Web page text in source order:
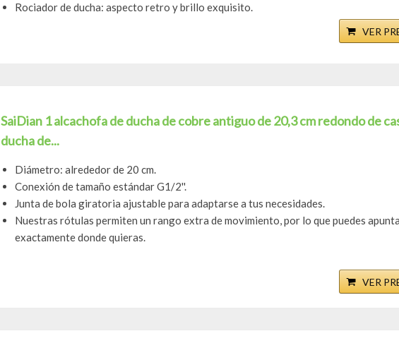
Rociador de ducha: aspecto retro y brillo exquisito.
VER
SaiDian 1 alcachofa de ducha de cobre antiguo de 20,3 cm redondo de
ducha de...
Diámetro: alrededor de 20 cm.
Conexión de tamaño estándar G1/2''.
Junta de bola giratoria ajustable para adaptarse a tus necesidades.
Nuestras rótulas permiten un rango extra de movimiento, por lo que puedes
exactamente donde quieras.
VER